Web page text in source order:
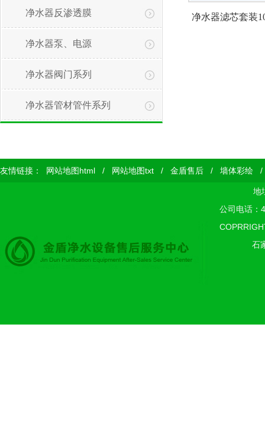
净水器反渗透膜
净水器泵、电源
净水器阀门系列
净水器管材管件系列
净水器滤芯套装
友情链接： 网站地图html / 网站地图txt / 金盾售后 / 墙体彩绘
地
公司电话：
石